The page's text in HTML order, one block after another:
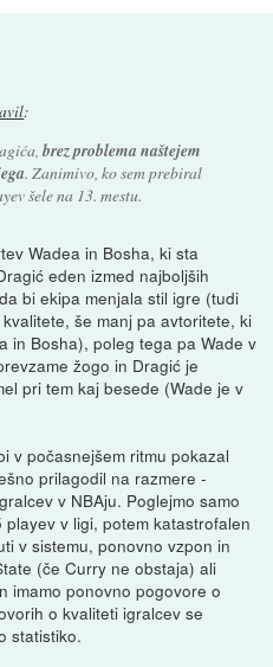
:
brez problema naštejem
. Zanimivo, ko sem prebiral
šele na 13. mestu.
Wadea in Bosha, ki sta
eden izmed najboljših
bi ekipa menjala stil igre (tudi
še manj pa avtoritete, ki
in Bosha), poleg tega pa Wade v
žogo in Dragić je
pri tem kaj besede (Wade je v
v počasnejšem ritmu pokazal
prilagodil na razmere -
v NBAju. Poglejmo samo
v ligi, potem katastrofalen
v sistemu, ponovno vzpon in
(če Curry ne obstaja) ali
imamo ponovno pogovore o
o kvaliteti igralcev se
statistiko.